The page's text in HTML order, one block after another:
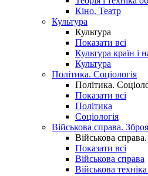
Кіно. Театр
Культура
Культура
Показати всі
Культура країн і
Культура
Політика. Соціологія
Політика.
Показати всі
Політика
Соціологія
Військова справа.
Військова
Показати всі
Військова справа
Військова техніка